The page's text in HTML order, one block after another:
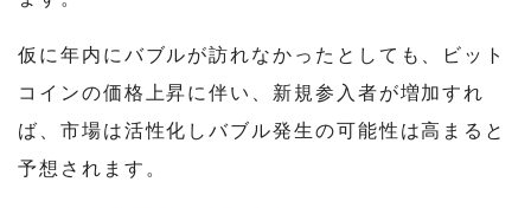
仮に年内にバブルが訪れなかったとしても、ビット
コインの価格上昇に伴い、新規参入者が増加すれ
ば、市場は活性化しバブル発生の可能性は高まると
予想されます。